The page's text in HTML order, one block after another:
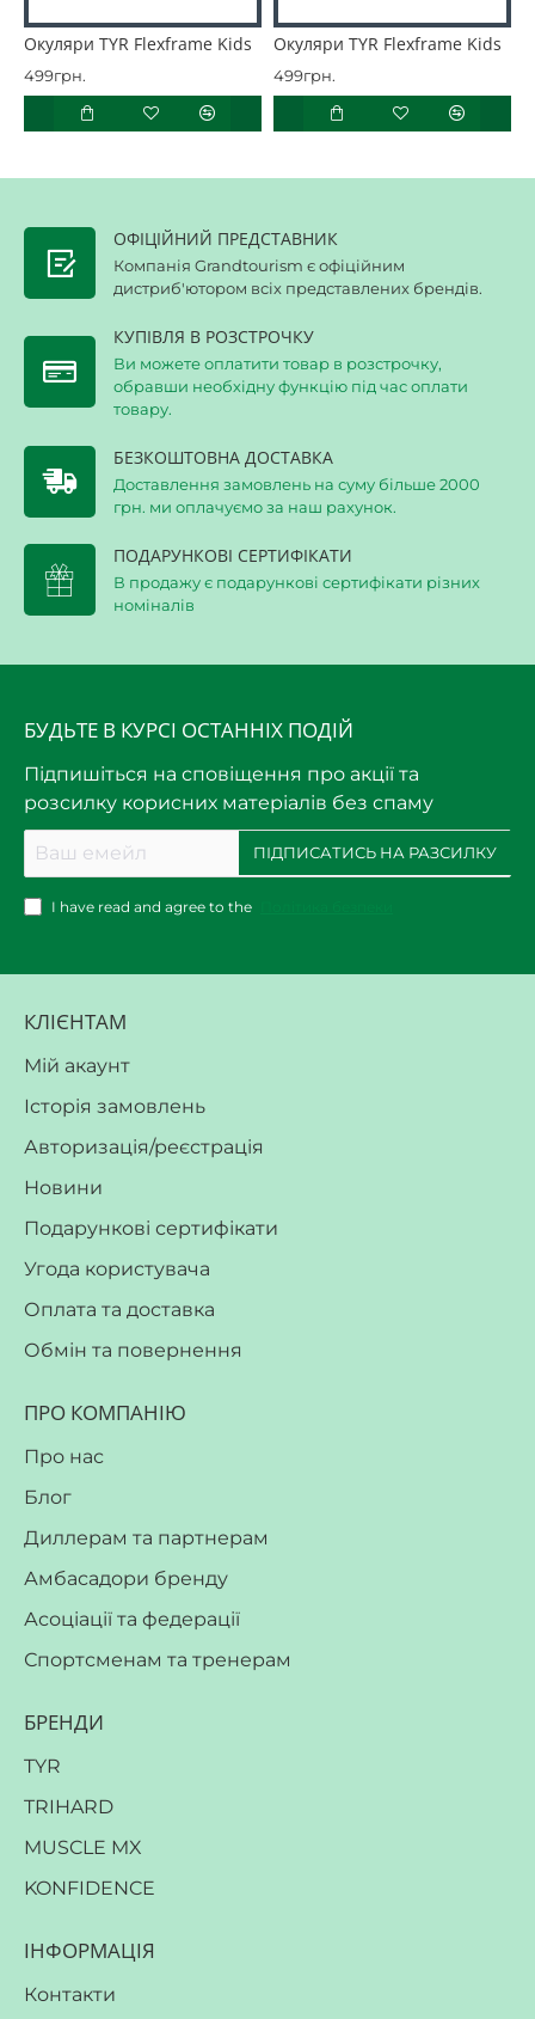
Окуляри TYR Flexframe Kids
499грн.
Окуляри TYR Flexframe Kids
499грн.
ОФІЦІЙНИЙ ПРЕДСТАВНИК
Компанія Grandtourism є офіційним
дистриб'ютором всіх представлених брендів.
КУПІВЛЯ В РОЗСТРОЧКУ
Ви можете оплатити товар в розстрочку,
обравши необхідну функцію під час оплати
товару.
БЕЗКОШТОВНА ДОСТАВКА
Доставлення замовлень на суму більше 2000
грн. ми оплачуємо за наш рахунок.
ПОДАРУНКОВІ СЕРТИФІКАТИ
В продажу є подарункові сертифікати різних
номіналів
БУДЬТЕ В КУРСІ ОСТАННІХ ПОДІЙ
Підпишіться на сповіщення про акції та
розсилку корисних матеріалів без спаму
емейл
ПІДПИСАТИСЬ НА РАЗСИЛКУ
I have read and agree to the
КЛІЄНТАМ
Мій акаунт
Історія замовлень
Авторизація/реєстрація
Новини
Подарункові сертифікати
Угода користувача
Оплата та доставка
Обмін та повернення
ПРО КОМПАНІЮ
Про нас
Блог
Диллерам та партнерам
Амбасадори бренду
Асоціації та федерації
Спортсменам та тренерам
БРЕНДИ
TYR
TRIHARD
MUSCLE MX
KONFIDENCE
ІНФОРМАЦІЯ
Контакти